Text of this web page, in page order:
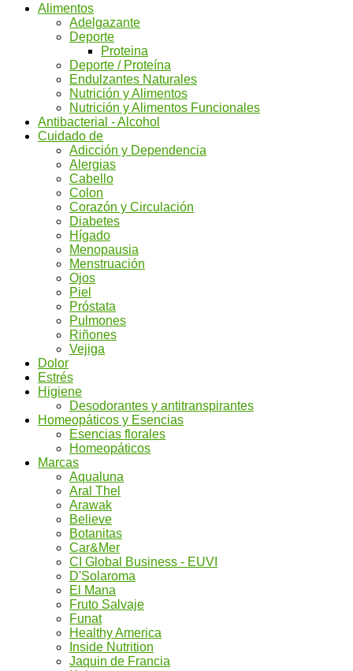
Alimentos
Adelgazante
Deporte
Proteina
Deporte / Proteína
Endulzantes Naturales
Nutrición y Alimentos
Nutrición y Alimentos Funcionales
Antibacterial - Alcohol
Cuidado de
Adicción y Dependencia
Alergias
Cabello
Colon
Corazón y Circulación
Diabetes
Hígado
Menopausia
Menstruación
Ojos
Piel
Próstata
Pulmones
Riñones
Vejiga
Dolor
Estrés
Higiene
Desodorantes y antitranspirantes
Homeopáticos y Esencias
Esencias florales
Homeopáticos
Marcas
Aqualuna
Aral Thel
Arawak
Believe
Botanitas
Car&Mer
CI Global Business - EUVI
D'Solaroma
El Mana
Fruto Salvaje
Funat
Healthy America
Inside Nutrition
Jaquin de Francia